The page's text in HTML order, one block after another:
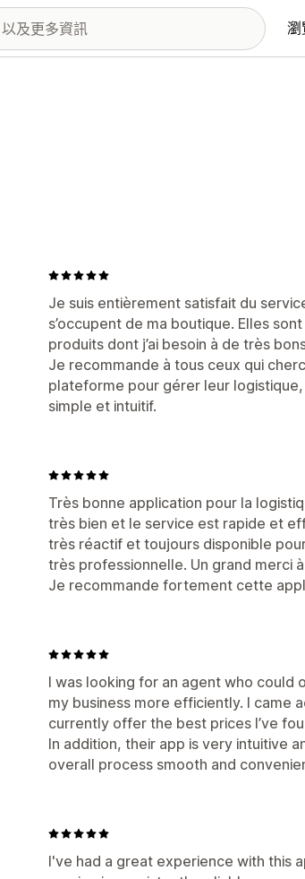
瀏
Je suis entièrement satisfait du
s’occupent de ma boutique. Elles
produits dont j’ai besoin à de très
Je recommande à tous ceux qui
plateforme pour gérer leur
simple et intuitif.
Très bonne application pour la
très bien et le service est rapide et
très réactif et toujours disponible
très professionnelle. Un grand merci
Je recommande fortement cette
I was looking for an agent who
my business more efficiently. I came
currently offer the best prices I’ve
In addition, their app is very intuitive
overall process smooth and
I've had a great experience with this